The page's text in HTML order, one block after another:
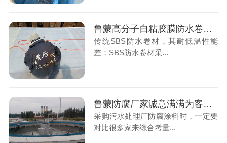
鲁蒙高分子自粘胶膜防水卷材是一种多层复合高分子防水材料
传统SBS防水卷材，其耐低温性能
差；SBS防水卷材采...
鲁蒙防腐厂家诚意满满为客户服务，客户也能买的安心
采购污水处理厂防腐涂料时，一定要
对比很多家来综合考量...